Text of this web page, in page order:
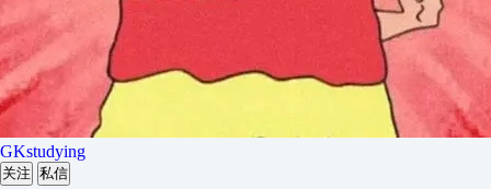
GKstudying
关注 私信